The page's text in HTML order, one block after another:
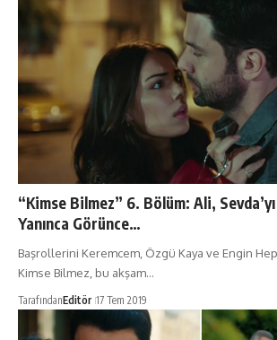
“Kimse Bilmez” 6. Bölüm: Ali, Sevda’yı
Yanınca Görünce…
Başrollerini Keremcem, Özgü Kaya ve Engin
Kimse Bilmez, bu akşam…
TarafındanEditör 17 Tem 2019